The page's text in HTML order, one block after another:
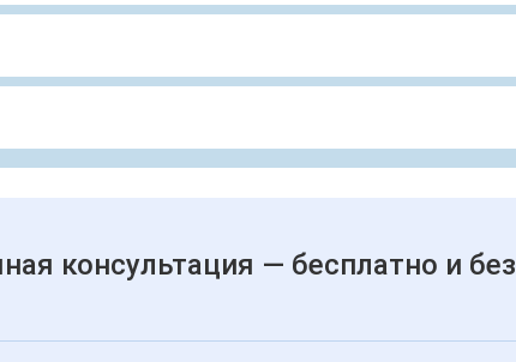
консультация — бесплатно и без